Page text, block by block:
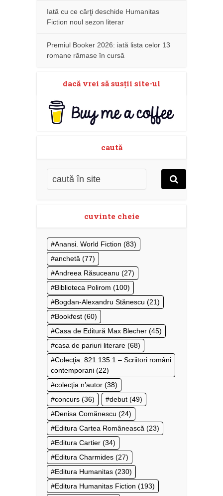
Iată cu ce cărţi deschide Humanitas
Fiction noul sezon literar
Premiul Booker 2026: iată lista celor 13
romane rămase în cursă
dacă vrei să susţii site-ul
caută
cuvinte cheie
Anansi. World Fiction (83)
anchetă (77)
Andreea Răsuceanu (27)
Biblioteca Polirom (100)
Bogdan-Alexandru Stănescu (21)
Bookfest (60)
Casa de Editură Max Blecher (45)
casa de pariuri literare (68)
Colecţia: 821.135.1 – Scriitori români
contemporani (22)
colecţia n’autor (38)
concurs (36) debut (49)
Denisa Comănescu (24)
Editura Cartea Românească (23)
Editura Cartier (34)
Editura Charmides (27)
Editura Humanitas (230)
Editura Humanitas Fiction (193)